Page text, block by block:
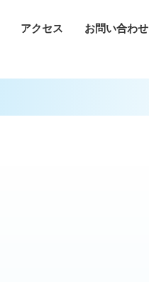
アクセス お問い合わせ